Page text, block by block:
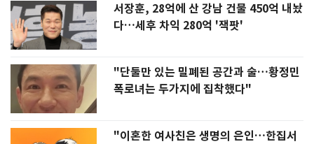
서장훈, 28억에 산 강남 건물 450억 내놨
다…세후 차익 280억 '잭팟'
"단둘만 있는 밀폐된 공간과 술…황정민
폭로녀는 두가지에 집착했다"
"이혼한 여사친은 생명의 은인…한집서